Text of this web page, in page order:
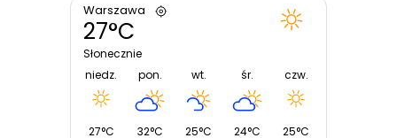
Warszawa
27°C
Słonecznie
niedz.
27°C
pon.
32°C
wt.
25°C
śr.
24°C
czw.
25°C